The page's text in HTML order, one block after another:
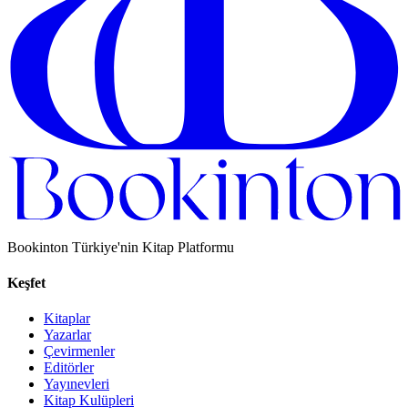
Bookinton Türkiye'nin Kitap Platformu
Keşfet
Kitaplar
Yazarlar
Çevirmenler
Editörler
Yayınevleri
Kitap Kulüpleri